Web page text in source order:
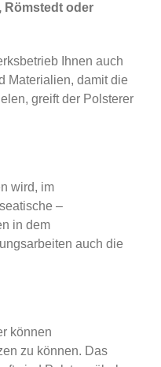
Römstedt oder
Ihnen auch
Materialien, damit die
greift der Polsterer
wird, im
–
in dem
auch die
können
zu können. Das